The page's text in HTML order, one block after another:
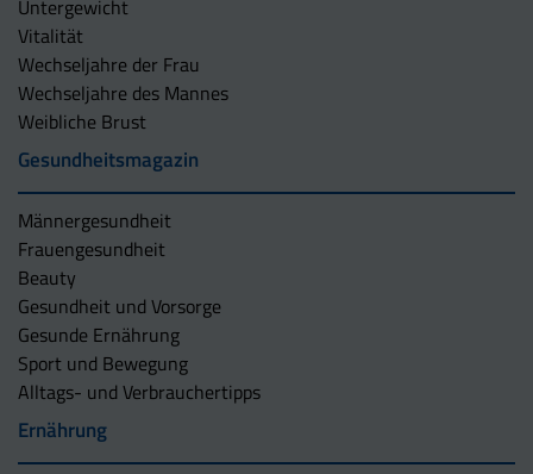
Untergewicht
Vitalität
Wechseljahre der Frau
Wechseljahre des Mannes
Weibliche Brust
Gesundheitsmagazin
Männergesundheit
Frauengesundheit
Beauty
Gesundheit und Vorsorge
Gesunde Ernährung
Sport und Bewegung
Alltags- und Verbrauchertipps
Ernährung